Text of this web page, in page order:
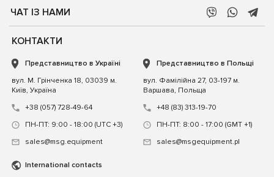
ЧАТ ІЗ НАМИ
КОНТАКТИ
Представництво в Україні
вул. М. Грінченка 18, 03039 м.
Київ, Україна
+38 (057) 728-49-64
ПН-ПТ: 9:00 - 18:00 (UTC +3)
sales@msg.equipment
Представництво в Польщі
вул. Фамілійна 27, 03-197 м.
Варшава, Польща
+48 (83) 313-19-70
ПН-ПТ: 8:00 - 17:00 (GMT +1)
sales@msgequipment.pl
International contacts